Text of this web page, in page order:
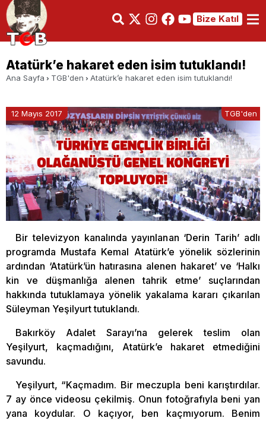
Bize Katıl
Atatürk’e hakaret eden isim tutuklandı!
Ana Sayfa TGB'den Atatürk’e hakaret eden isim tutuklandı!
12 Mayıs 2017 TGB'den
Bir televizyon kanalında yayınlanan ‘Derin Tarih’ adlı
programda Mustafa Kemal Atatürk’e yönelik sözlerinin
ardından ‘Atatürk’ün hatırasına alenen hakaret’ ve ‘Halkı
kin ve düşmanlığa alenen tahrik etme’ suçlarından
hakkında tutuklamaya yönelik yakalama kararı çıkarılan
Süleyman Yeşilyurt tutuklandı.
Bakırköy Adalet Sarayı’na gelerek teslim olan
Yeşilyurt, kaçmadığını, Atatürk’e hakaret etmediğini
savundu.
Yeşilyurt, “Kaçmadım. Bir meczupla beni karıştırdılar.
7 ay önce videosu çekilmiş. Onun fotoğrafıyla beni yan
yana koydular. O kaçıyor, ben kaçmıyorum. Benim